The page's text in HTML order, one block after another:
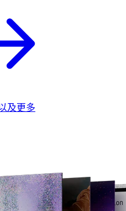
及更多